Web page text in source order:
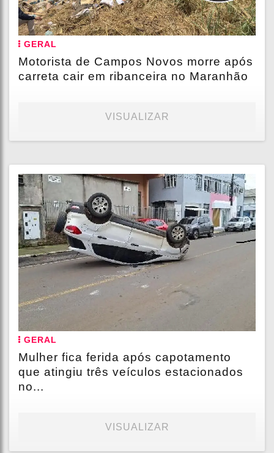
GERAL
Motorista de Campos Novos morre após
carreta cair em ribanceira no Maranhão
VISUALIZAR
GERAL
Mulher fica ferida após capotamento
que atingiu três veículos estacionados
no...
VISUALIZAR